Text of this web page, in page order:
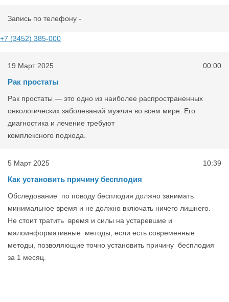
Запись по телефону -
+7 (3452) 385-000
19 Март 2025 00:00
Рак простаты
Рак простаты — это одно из наиболее распространенных
онкологических заболеваний мужчин во всем мире. Его
диагностика и лечение требуют
комплексного подхода.
5 Март 2025 10:39
Как установить причину бесплодия
Обследование по поводу бесплодия должно занимать
минимальное время и не должно включать ничего лишнего.
Не стоит тратить время и силы на устаревшие и
малоинформативные методы, если есть современные
методы, позволяющие точно установить причину бесплодия
за 1 месяц.